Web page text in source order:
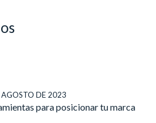
DE 2023
para posicionar tu marca